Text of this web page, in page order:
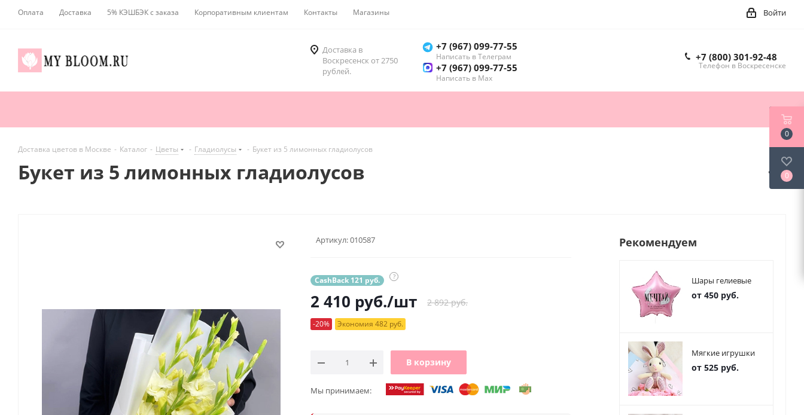
Оплата Доставка 5% КЭШБЭК с заказа Корпоративным клиентам Контакты Магазины Войти
Доставка в
Воскресенск от 2750
рублей.
+7 (967) 099-77-55
Написать в Телеграм
+7 (967) 099-77-55
Написать в Мах
+7 (800) 301-92-48
Телефон в Воскресенске
Доставка цветов в Москве - Каталог - Цветы - Гладиолусы - Букет из 5 лимонных гладиолусов
Букет из 5 лимонных гладиолусов
Артикул:010587
CashBack 121 руб. ?
2 410 руб./шт 2 892 руб.
-20% Экономия 482 руб.
В корзину
Мы принимаем:
Рекомендуем
Шары гелиевые
от 450 руб.
Мягкие игрушки
от 525 руб.
0
0